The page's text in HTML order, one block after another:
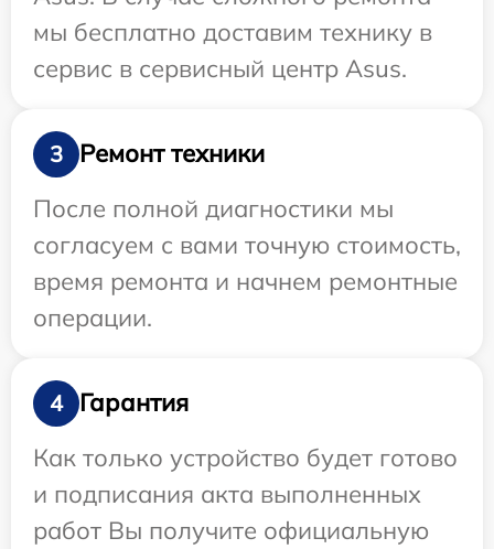
мы бесплатно доставим технику в
сервис в сервисный центр Asus.
3
Ремонт техники
После полной диагностики мы
согласуем с вами точную стоимость,
время ремонта и начнем ремонтные
операции.
4
Гарантия
Как только устройство будет готово
и подписания акта выполненных
работ Вы получите официальную